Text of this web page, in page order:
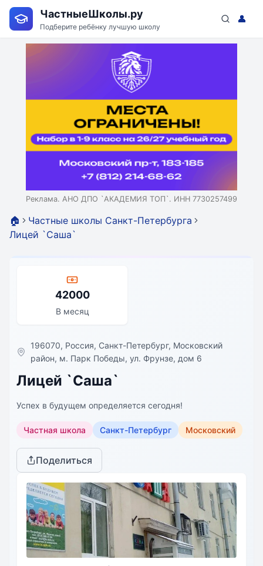
ЧастныеШколы.ру
Подберите ребёнку лучшую школу
👤
Реклама. АНО ДПО `АКАДЕМИЯ ТОП`. ИНН 7730257499
🏠
Частные школы Санкт-Петербурга
Лицей `Саша`
42000
В месяц
196070, Россия, Санкт-Петербург, Московский
район, м. Парк Победы, ул. Фрунзе, дом 6
Лицей `Саша`
Успех в будущем определяется сегодня!
Частная школа Санкт-Петербург Московский
Поделиться